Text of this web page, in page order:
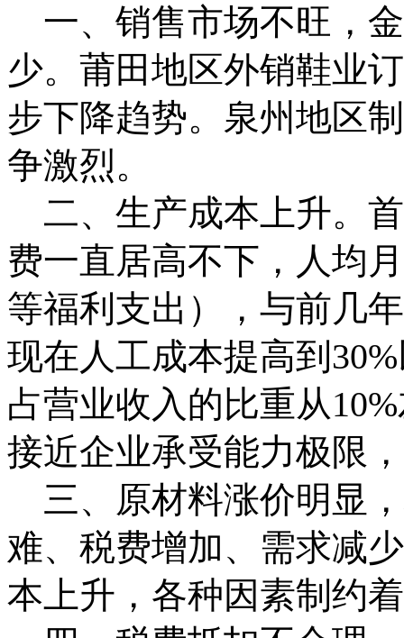
一、销售市场不旺，
少。莆田地区外销鞋业
步下降趋势。泉州地区
争激烈。
二、生产成本上升。
费一直居高不下，人均
等福利支出），与前几
现在人工成本提高到 30%
占营业收入的比重从10%
接近企业承受能力极限
三、原材料涨价明显
难、税费增加、需求减
本上升，各种因素制约